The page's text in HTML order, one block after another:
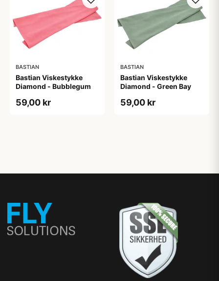
BASTIAN
Bastian Viskestykke
Diamond - Bubblegum
59,00 kr
BASTIAN
Bastian Viskestykke
Diamond - Green Bay
59,00 kr